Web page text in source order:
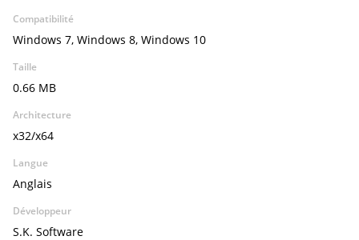
Compatibilité
Windows 7, Windows 8, Windows 10
Taille
0.66 MB
Architecture
x32/x64
Langue
Anglais
Développeur
S.K. Software